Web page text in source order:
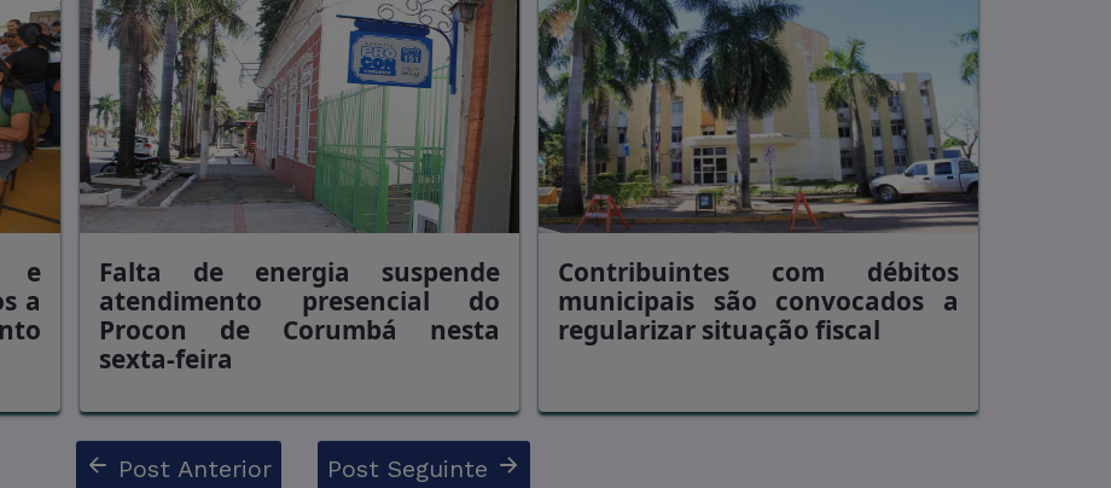
e
a
Falta de energia suspende
atendimento presencial do
Procon de Corumbá nesta
sexta-feira
Contribuintes com débitos
municipais são convocados a
regularizar situação fiscal
Post Anterior Post Seguinte